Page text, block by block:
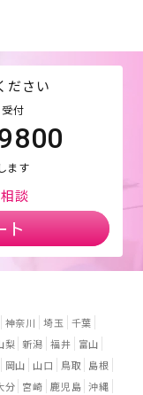
ださい
付
ます
談
ト
神奈川 埼玉
千葉
梨 新潟 福井
富山
岡山 山口 鳥取
島根
分 宮崎 鹿児島 沖縄